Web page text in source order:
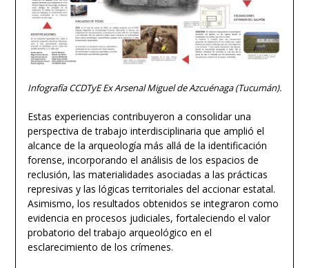
Infografía CCDTyE Ex Arsenal Miguel de Azcuénaga (Tucumán).
Estas experiencias contribuyeron a consolidar una
perspectiva de trabajo interdisciplinaria que amplió el
alcance de la arqueología más allá de la identificación
forense, incorporando el análisis de los espacios de
reclusión, las materialidades asociadas a las prácticas
represivas y las lógicas territoriales del accionar estatal.
Asimismo, los resultados obtenidos se integraron como
evidencia en procesos judiciales, fortaleciendo el valor
probatorio del trabajo arqueológico en el
esclarecimiento de los crímenes.